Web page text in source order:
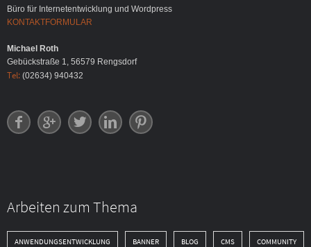
Büro für Internetentwicklung und Wordpress
KONTAKTFORMULAR
Michael Roth
Gebückstraße 1, 56579 Rengsdorf
Tel: (02634) 940432
Arbeiten zum Thema
ANWENDUNGSENTWICKLUNG BANNER BLOG CMS COMMUNITY